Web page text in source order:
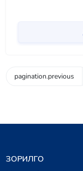
pagination.previous
ЗОРИЛГО